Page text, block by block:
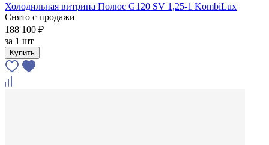
Холодильная витрина Полюс G120 SV 1,25-1 KombiLux
Снято с продажи
188 100 ₽
за 1 шт
Купить